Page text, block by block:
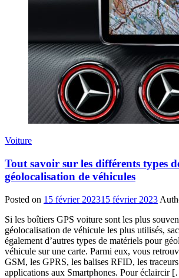
Voiture
Tout savoir sur les différents types
géolocalisation de véhicules
Posted on 15 février 202315 février 2023
Si les boîtiers GPS voiture sont les plus
géolocalisation de véhicule les plus utilisés,
également d’autres types de matériels pour
véhicule sur une carte. Parmi eux, vous
GSM, les GPRS, les balises RFID, les
applications aux Smartphones. Pour éclaircir